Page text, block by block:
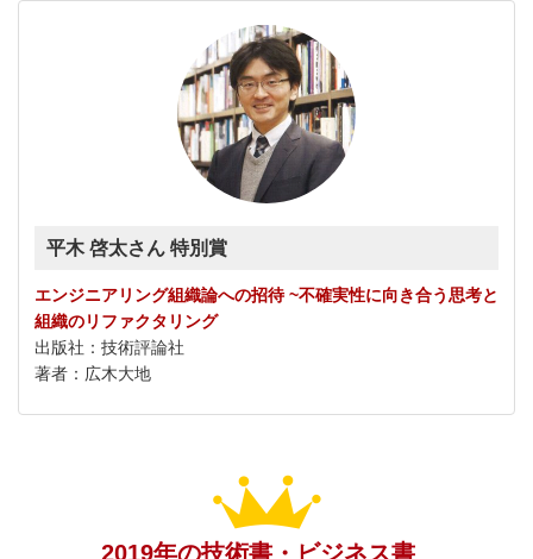
平木 啓太さん 特別賞
エンジニアリング組織論への招待 ~不確実性に向き合う思考と
組織のリファクタリング
出版社：技術評論社
著者：広木大地
2019年の技術書・ビジネス書